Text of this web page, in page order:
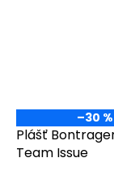
–30 %
Plášť
Team Issue